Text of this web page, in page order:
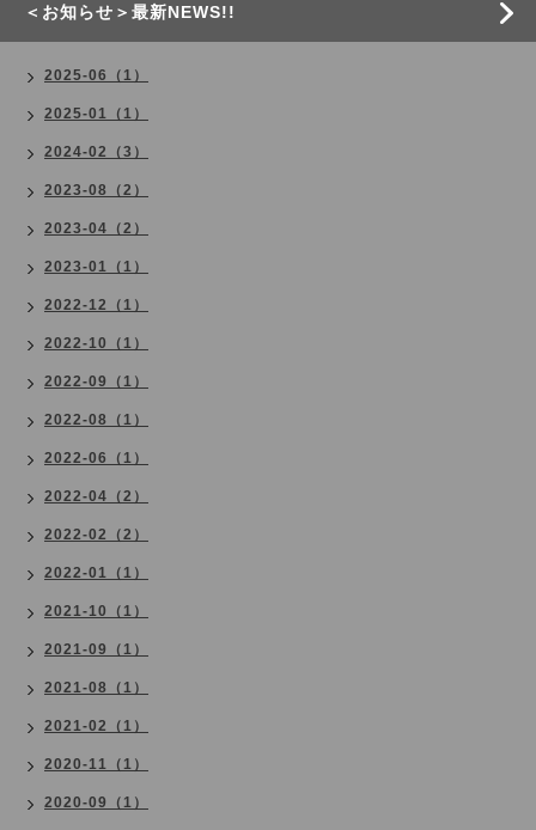
＜お知らせ＞最新NEWS!!
2025-06（1）
2025-01（1）
2024-02（3）
2023-08（2）
2023-04（2）
2023-01（1）
2022-12（1）
2022-10（1）
2022-09（1）
2022-08（1）
2022-06（1）
2022-04（2）
2022-02（2）
2022-01（1）
2021-10（1）
2021-09（1）
2021-08（1）
2021-02（1）
2020-11（1）
2020-09（1）